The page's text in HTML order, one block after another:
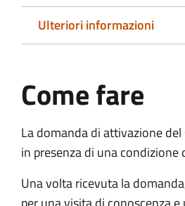
Ulteriori informazioni
Come fare
La domanda di attivazione
in presenza di una condizione
Una volta ricevuta la